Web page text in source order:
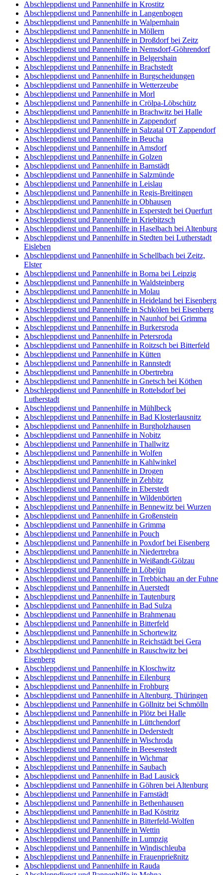
Abschleppdienst und Pannenhilfe in Krostitz
Abschleppdienst und Pannenhilfe in Langenbogen
Abschleppdienst und Pannenhilfe in Walpernhain
Abschleppdienst und Pannenhilfe in Möllern
Abschleppdienst und Pannenhilfe in Droßdorf bei Zeitz
Abschleppdienst und Pannenhilfe in Nemsdorf-Göhrendorf
Abschleppdienst und Pannenhilfe in Belgershain
Abschleppdienst und Pannenhilfe in Brachstedt
Abschleppdienst und Pannenhilfe in Burgscheidungen
Abschleppdienst und Pannenhilfe in Wetterzeube
Abschleppdienst und Pannenhilfe in Morl
Abschleppdienst und Pannenhilfe in Crölpa-Löbschütz
Abschleppdienst und Pannenhilfe in Brachwitz bei Halle
Abschleppdienst und Pannenhilfe in Zappendorf
Abschleppdienst und Pannenhilfe in Salzatal OT Zappendorf
Abschleppdienst und Pannenhilfe in Beucha
Abschleppdienst und Pannenhilfe in Amsdorf
Abschleppdienst und Pannenhilfe in Golzen
Abschleppdienst und Pannenhilfe in Barnstädt
Abschleppdienst und Pannenhilfe in Salzmünde
Abschleppdienst und Pannenhilfe in Leislau
Abschleppdienst und Pannenhilfe in Regis-Breitingen
Abschleppdienst und Pannenhilfe in Obhausen
Abschleppdienst und Pannenhilfe in Esperstedt bei Querfurt
Abschleppdienst und Pannenhilfe in Kriebitzsch
Abschleppdienst und Pannenhilfe in Haselbach bei Altenburg
Abschleppdienst und Pannenhilfe in Stedten bei Lutherstadt
Eisleben
Abschleppdienst und Pannenhilfe in Schellbach bei Zeitz,
Elster
Abschleppdienst und Pannenhilfe in Borna bei Leipzig
Abschleppdienst und Pannenhilfe in Waldsteinberg
Abschleppdienst und Pannenhilfe in Molau
Abschleppdienst und Pannenhilfe in Heideland bei Eisenberg
Abschleppdienst und Pannenhilfe in Schkölen bei Eisenberg
Abschleppdienst und Pannenhilfe in Naunhof bei Grimma
Abschleppdienst und Pannenhilfe in Burkersroda
Abschleppdienst und Pannenhilfe in Petersroda
Abschleppdienst und Pannenhilfe in Roitzsch bei Bitterfeld
Abschleppdienst und Pannenhilfe in Kütten
Abschleppdienst und Pannenhilfe in Rannstedt
Abschleppdienst und Pannenhilfe in Obertrebra
Abschleppdienst und Pannenhilfe in Gnetsch bei Köthen
Abschleppdienst und Pannenhilfe in Rottelsdorf bei
Lutherstadt
Abschleppdienst und Pannenhilfe in Mühlbeck
Abschleppdienst und Pannenhilfe in Bad Klosterlausnitz
Abschleppdienst und Pannenhilfe in Burgholzhausen
Abschleppdienst und Pannenhilfe in Nobitz
Abschleppdienst und Pannenhilfe in Thallwitz
Abschleppdienst und Pannenhilfe in Wolfen
Abschleppdienst und Pannenhilfe in Kahlwinkel
Abschleppdienst und Pannenhilfe in Drogen
Abschleppdienst und Pannenhilfe in Zehbitz
Abschleppdienst und Pannenhilfe in Eberstedt
Abschleppdienst und Pannenhilfe in Wildenbörten
Abschleppdienst und Pannenhilfe in Bennewitz bei Wurzen
Abschleppdienst und Pannenhilfe in Großenstein
Abschleppdienst und Pannenhilfe in Grimma
Abschleppdienst und Pannenhilfe in Pouch
Abschleppdienst und Pannenhilfe in Poxdorf bei Eisenberg
Abschleppdienst und Pannenhilfe in Niedertrebra
Abschleppdienst und Pannenhilfe in Weißandt-Gölzau
Abschleppdienst und Pannenhilfe in Löbejün
Abschleppdienst und Pannenhilfe in Trebbichau an der Fuhne
Abschleppdienst und Pannenhilfe in Auerstedt
Abschleppdienst und Pannenhilfe in Tautenburg
Abschleppdienst und Pannenhilfe in Bad Sulza
Abschleppdienst und Pannenhilfe in Brahmenau
Abschleppdienst und Pannenhilfe in Bitterfeld
Abschleppdienst und Pannenhilfe in Schortewitz
Abschleppdienst und Pannenhilfe in Reichstädt bei Gera
Abschleppdienst und Pannenhilfe in Rauschwitz bei
Eisenberg
Abschleppdienst und Pannenhilfe in Kloschwitz
Abschleppdienst und Pannenhilfe in Eilenburg
Abschleppdienst und Pannenhilfe in Frohburg
Abschleppdienst und Pannenhilfe in Altenburg, Thüringen
Abschleppdienst und Pannenhilfe in Göllnitz bei Schmölln
Abschleppdienst und Pannenhilfe in Plötz bei Halle
Abschleppdienst und Pannenhilfe in Lüttchendorf
Abschleppdienst und Pannenhilfe in Dederstedt
Abschleppdienst und Pannenhilfe in Wischroda
Abschleppdienst und Pannenhilfe in Beesenstedt
Abschleppdienst und Pannenhilfe in Wichmar
Abschleppdienst und Pannenhilfe in Saubach
Abschleppdienst und Pannenhilfe in Bad Lausick
Abschleppdienst und Pannenhilfe in Göhren bei Altenburg
Abschleppdienst und Pannenhilfe in Farnstädt
Abschleppdienst und Pannenhilfe in Bethenhausen
Abschleppdienst und Pannenhilfe in Bad Köstritz
Abschleppdienst und Pannenhilfe in Bitterfeld-Wolfen
Abschleppdienst und Pannenhilfe in Wettin
Abschleppdienst und Pannenhilfe in Lumpzig
Abschleppdienst und Pannenhilfe in Windischleuba
Abschleppdienst und Pannenhilfe in Frauenprießnitz
Abschleppdienst und Pannenhilfe in Rauda